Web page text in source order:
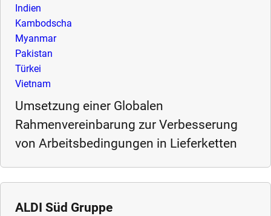
Indien
Kambodscha
Myanmar
Pakistan
Türkei
Vietnam
Umsetzung einer Globalen
Rahmenvereinbarung zur Verbesserung
von Arbeitsbedingungen in Lieferketten
ALDI Süd Gruppe